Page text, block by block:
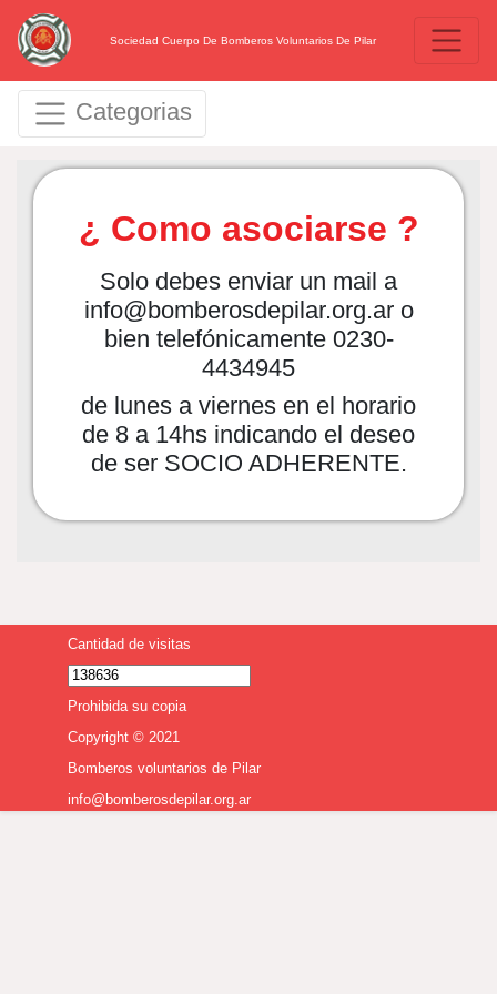
Sociedad Cuerpo De Bomberos Voluntarios De Pilar
Categorias
¿ Como asociarse ?
Solo debes enviar un mail a
info@bomberosdepilar.org.ar o
bien telefónicamente 0230-
4434945
de lunes a viernes en el horario
de 8 a 14hs indicando el deseo
de ser SOCIO ADHERENTE.
Cantidad de visitas
Prohibida su copia
Copyright © 2021
Bomberos voluntarios de Pilar
info@bomberosdepilar.org.ar